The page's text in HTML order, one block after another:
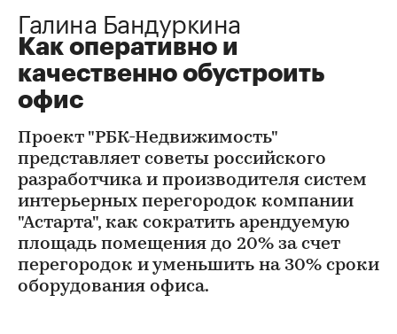
Галина Бандуркина
Как оперативно и
качественно обустроить
офис
Проект "РБК-Недвижимость"
представляет советы российского
разработчика и производителя систем
интерьерных перегородок компании
"Астарта", как сократить арендуемую
площадь помещения до 20% за счет
перегородок и уменьшить на 30% сроки
оборудования офиса.